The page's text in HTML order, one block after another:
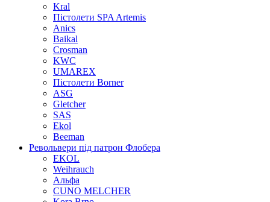
Kral
Пістолети SPA Artemis
Anics
Baikal
Crosman
KWC
UMAREX
Пістолети Borner
ASG
Gletcher
SAS
Ekol
Beeman
Револьвери під патрон Флобера
EKOL
Weihrauch
Альфа
CUNO MELCHER